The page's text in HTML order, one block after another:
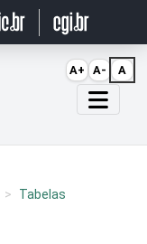
Tabelas
A+ A- A